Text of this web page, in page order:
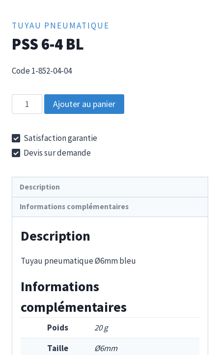
TUYAU PNEUMATIQUE
PSS 6-4 BL
Code 1-852-04-04
quantité
de
6-
4
Ajouter au panier
Satisfaction garantie
Devis sur demande
Description
Informations complémentaires
Description
Tuyau pneumatique Ø6mm bleu
Informations
complémentaires
Poids
20 g
Taille
Ø6mm